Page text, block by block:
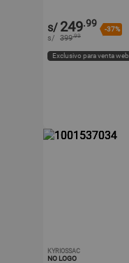
s/ 249.99
-37%
s/ 399.99
Exclusivo para venta web
KYRIOSSAC
NO LOGO